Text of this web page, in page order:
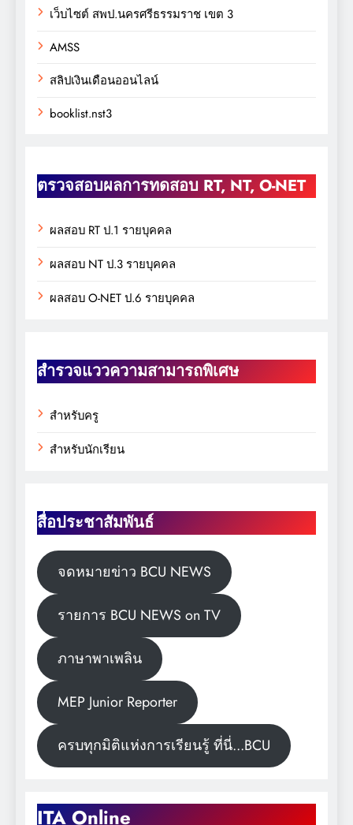
เว็บไซต์ สพป.นครศรีธรรมราช เขต 3
AMSS
สลิปเงินเดือนออนไลน์
booklist.nst3
ตรวจสอบผลการทดสอบ RT, NT, O-NET
ผลสอบ RT ป.1 รายบุคคล
ผลสอบ NT ป.3 รายบุคคล
ผลสอบ O-NET ป.6 รายบุคคล
สำรวจแววความสามารถพิเศษ
สำหรับครู
สำหรับนักเรียน
สื่อประชาสัมพันธ์
จดหมายข่าว BCU NEWS
รายการ BCU NEWS on TV
ภาษาพาเพลิน
MEP Junior Reporter
ครบทุกมิติแห่งการเรียนรู้ ที่นี่...BCU
ITA Online